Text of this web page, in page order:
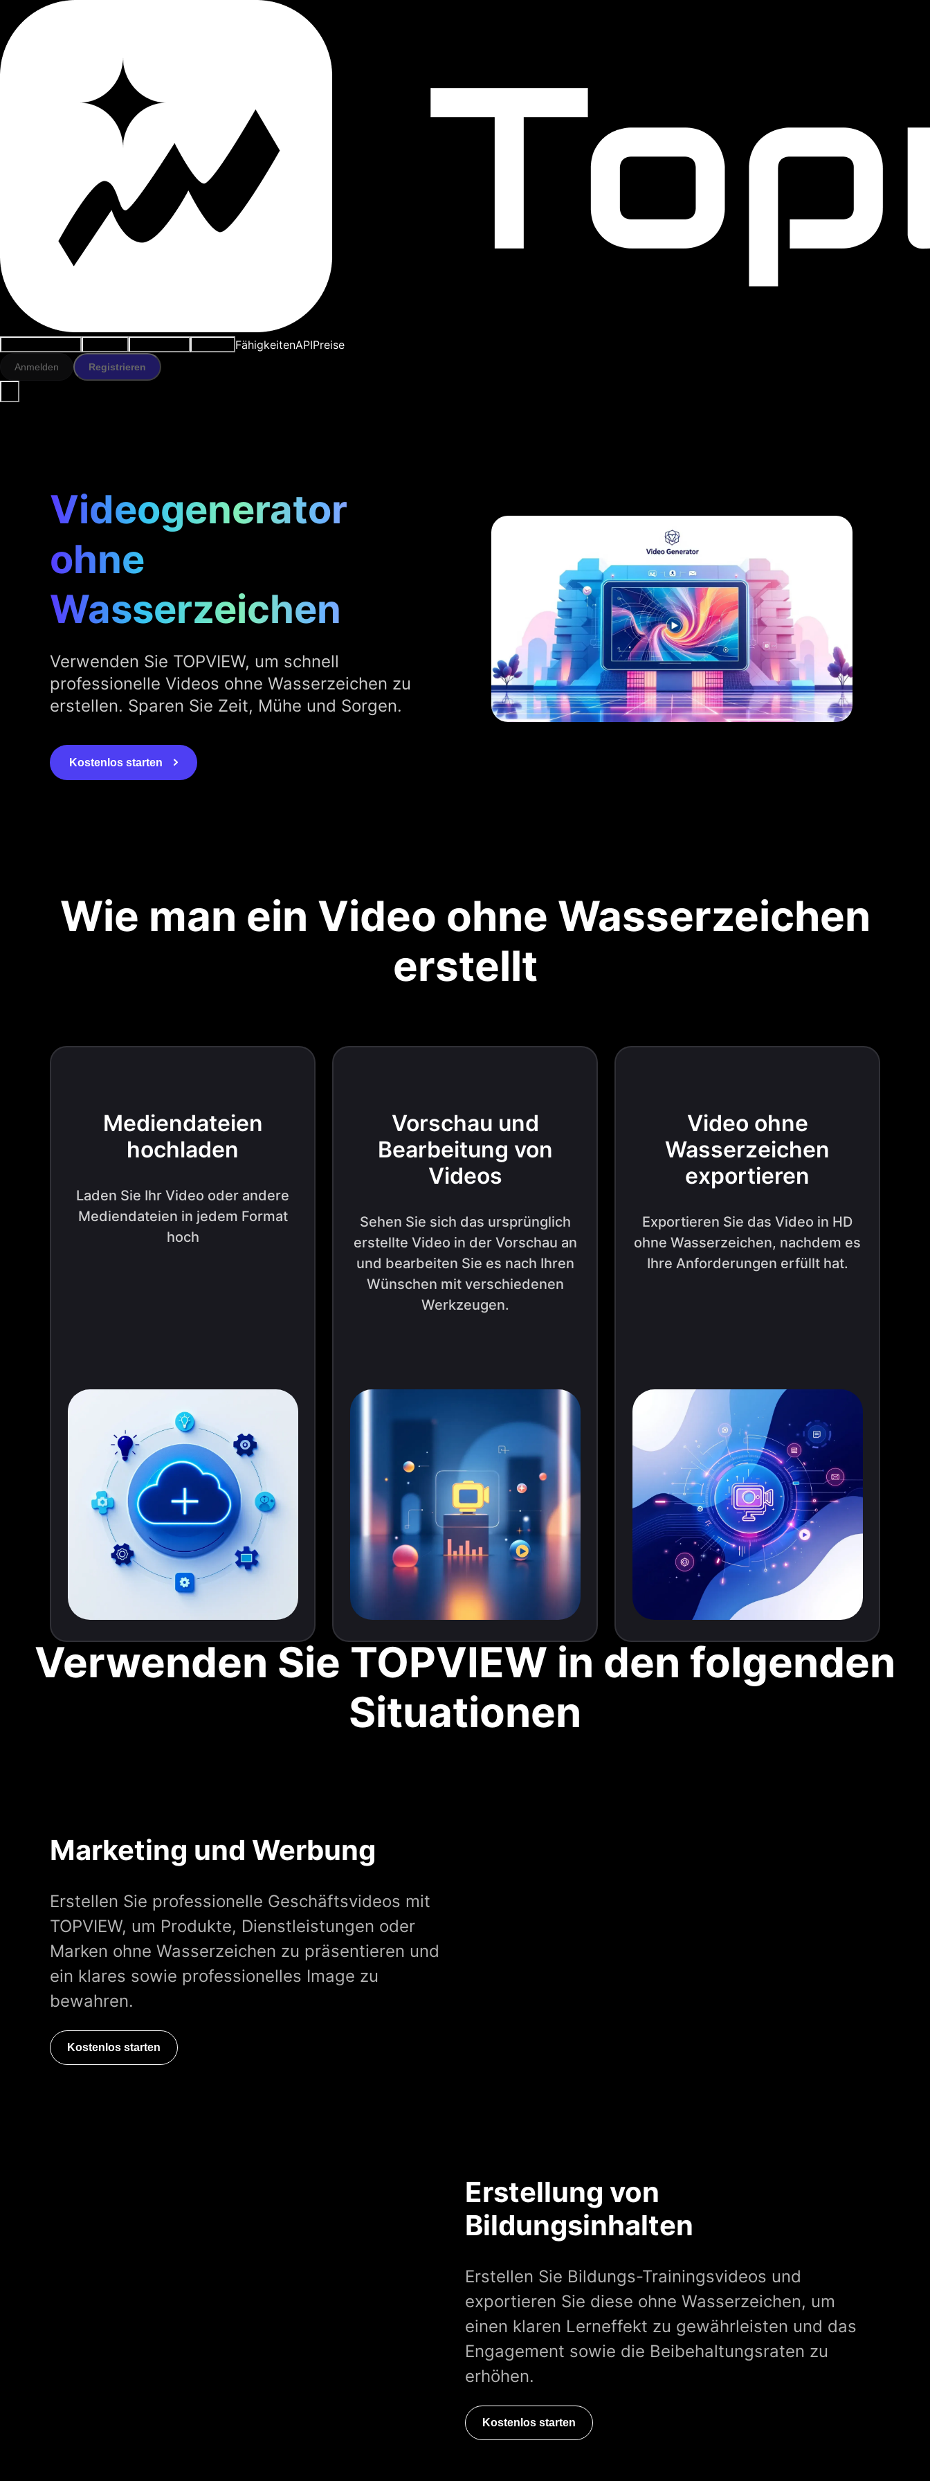
FähigkeitenAPIPreise
Anmelden Registrieren
Videogenerator
ohne
Wasserzeichen
Verwenden Sie TOPVIEW, um schnell
professionelle Videos ohne Wasserzeichen zu
erstellen. Sparen Sie Zeit, Mühe und Sorgen.
Kostenlos starten
Wie man ein Video ohne Wasserzeichen
erstellt
Mediendateien
hochladen
Laden Sie Ihr Video oder andere
Mediendateien in jedem Format
hoch
Vorschau und
Bearbeitung von
Videos
Sehen Sie sich das ursprünglich
erstellte Video in der Vorschau an
und bearbeiten Sie es nach Ihren
Wünschen mit verschiedenen
Werkzeugen.
Video ohne
Wasserzeichen
exportieren
Exportieren Sie das Video in HD
ohne Wasserzeichen, nachdem es
Ihre Anforderungen erfüllt hat.
Verwenden Sie TOPVIEW in den folgenden
Situationen
Marketing und Werbung
Erstellen Sie professionelle Geschäftsvideos mit
TOPVIEW, um Produkte, Dienstleistungen oder
Marken ohne Wasserzeichen zu präsentieren und
ein klares sowie professionelles Image zu
bewahren.
Kostenlos starten
Erstellung von
Bildungsinhalten
Erstellen Sie Bildungs-Trainingsvideos und
exportieren Sie diese ohne Wasserzeichen, um
einen klaren Lerneffekt zu gewährleisten und das
Engagement sowie die Beibehaltungsraten zu
erhöhen.
Kostenlos starten